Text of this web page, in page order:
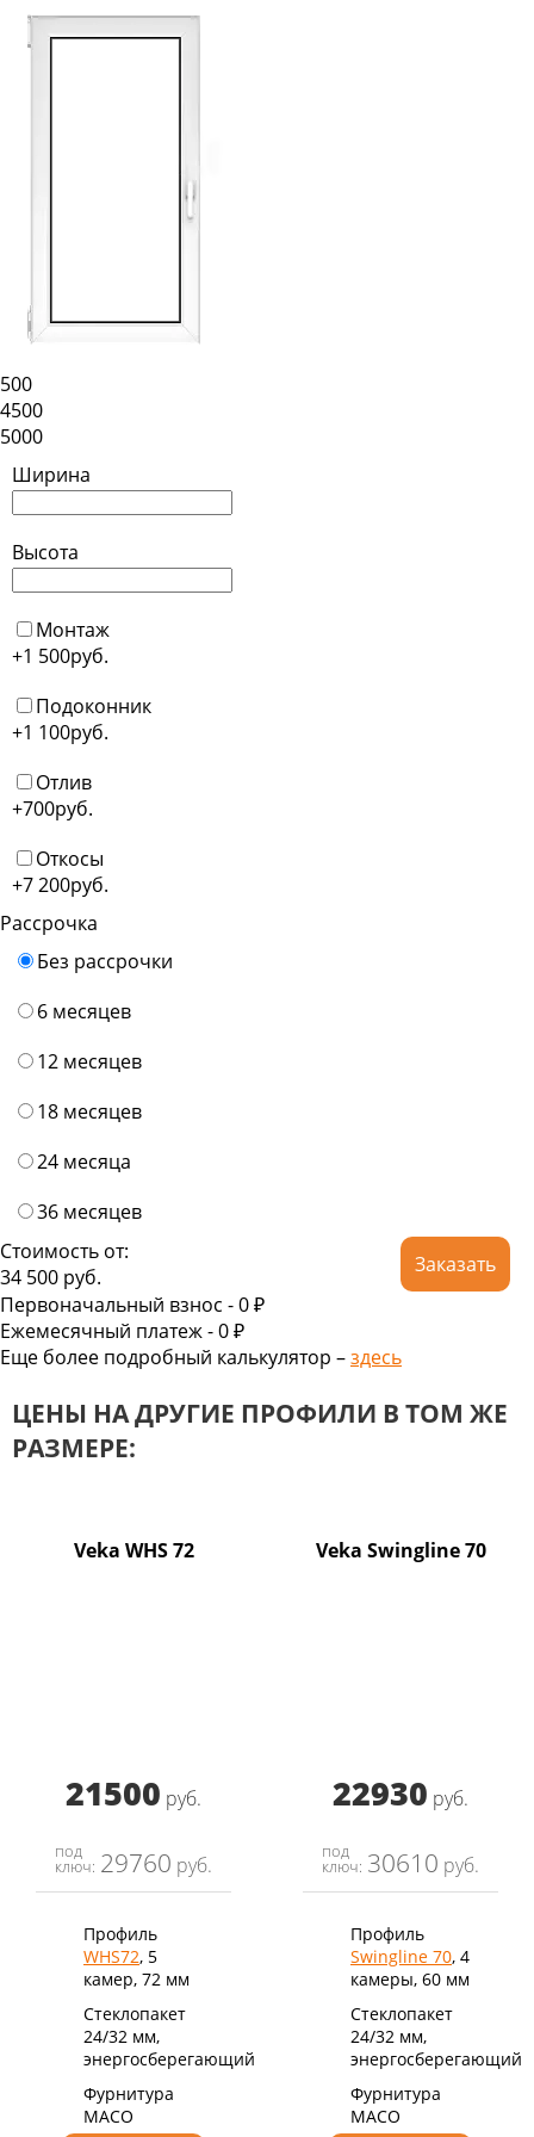
500
4500
5000
Ширина
Высота
Монтаж
+1 500руб.
Подоконник
+1 100руб.
Отлив
+700руб.
Откосы
+7 200руб.
Рассрочка
Без рассрочки
6 месяцев
12 месяцев
18 месяцев
24 месяца
36 месяцев
Стоимость от:
34 500 руб.
Заказать
Первоначальный взнос -0 ₽
Ежемесячный платеж -0₽
Еще более подробный калькулятор –здесь
ЦЕНЫ НА ДРУГИЕ ПРОФИЛИ В ТОМ ЖЕ
РАЗМЕРЕ:
Veka WHS 72
21500 руб.
под
ключ: 29760 руб.
Профиль
WHS72, 5
камер, 72 мм
Стеклопакет
24/32 мм,
энергосберегающий
Фурнитура
MACO
Veka Swingline 70
22930 руб.
под
ключ: 30610 руб.
Профиль
Swingline 70, 4
камеры, 60 мм
Стеклопакет
24/32 мм,
энергосберегающий
Фурнитура
MACO